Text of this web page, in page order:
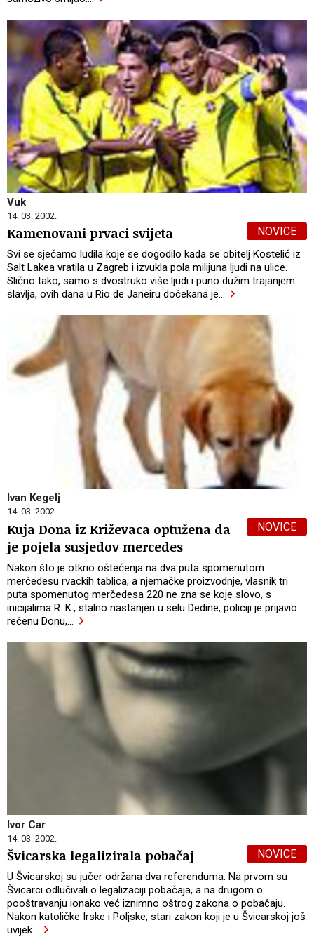
Vuk
14. 03. 2002.
NOVICE
Kamenovani prvaci svijeta
Svi se sjećamo ludila koje se dogodilo kada se obitelj Kostelić iz
Salt Lakea vratila u Zagreb i izvukla pola milijuna ljudi na ulice.
Slično tako, samo s dvostruko više ljudi i puno dužim trajanjem
slavlja, ovih dana u Rio de Janeiru dočekana je…
Ivan Kegelj
14. 03. 2002.
NOVICE
Kuja Dona iz Križevaca optužena da
je pojela susjedov mercedes
Nakon što je otkrio oštećenja na dva puta spomenutom
merčedesu rvackih tablica, a njemačke proizvodnje, vlasnik tri
puta spomenutog merčedesa 220 ne zna se koje slovo, s
inicijalima R. K., stalno nastanjen u selu Dedine, policiji je prijavio
rečenu Donu,…
Ivor Car
14. 03. 2002.
NOVICE
Švicarska legalizirala pobačaj
U Švicarskoj su jučer održana dva referenduma. Na prvom su
Švicarci odlučivali o legalizaciji pobačaja, a na drugom o
pooštravanju ionako već iznimno oštrog zakona o pobačaju.
Nakon katoličke Irske i Poljske, stari zakon koji je u Švicarskoj još
uvijek…